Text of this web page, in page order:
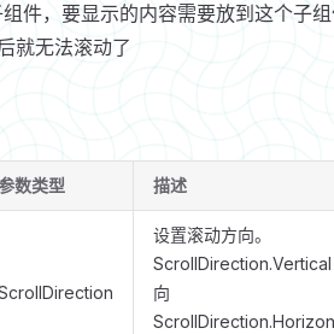
件，要显示的内容需要放到这个子
就无法滚动了
数类型 描述
设置滚动方向。
向